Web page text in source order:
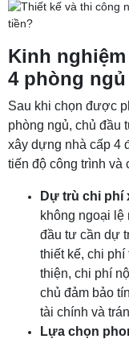
Kinh
4 phòng
Sau khi chọn được
phòng ngủ, chủ đầu
xây dựng nhà cấp 4
tiến độ công trình và
Dự trù chi phí
không ngoại lệ
đầu tư cần dự
thiết kế, chi phí
thiện, chi phí
chủ đảm bảo
tài chính và
Lựa chọn